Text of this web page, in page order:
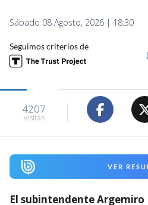
Sábado 08 Agosto, 2026 | 18:30
Seguimos criterios de
4207
visitas
VER
El subintendente Argemiro